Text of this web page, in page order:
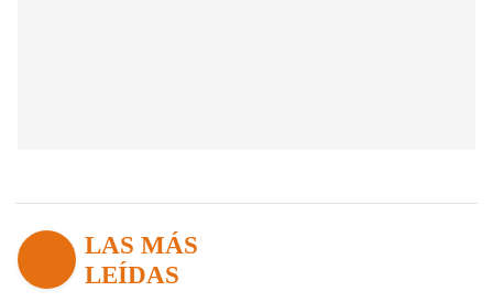
LAS MÁS
LEÍDAS